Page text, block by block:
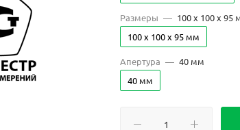
Размеры — 100 x 100 x 95
100 x 100 x 95 мм
Апертура — 40 мм
40 мм